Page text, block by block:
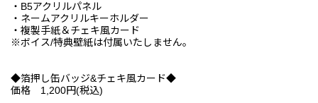
・B5アクリルパネル
・ネームアクリルキーホルダー
・複製手紙＆チェキ風カード
※ボイス/特典壁紙は付属いたしません。
◆箔押し缶バッジ&チェキ風カード◆
価格 1,200円(税込)